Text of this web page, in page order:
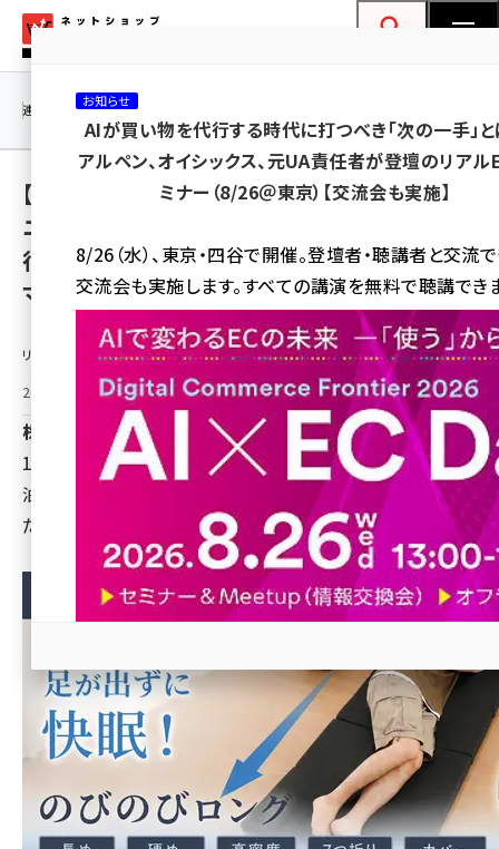
ン
ネットショップ担当者フォーラム
amazon (2246)
yahoo (1900)
楽天 (1871)
ecbeing (1207)
アスクル (1119)
base (1071)
revico (739)
連載・特集 |
【GOKUMIN】車中泊・バンライフ・防災備蓄
ニーズに応える、長さ190cm×折りたたみ奥
行32cmの"持ち運べる快眠"7つ折りごろ寝
マットレス スリムが5月12日新発売
リリース情報提供元：
2026年5月12日 18:00
株式会社KURUKURU
190N×28D高密度ウレタンの本格的な寝心地を、車中
泊・キャンプ・来客用・防災備蓄まで持ち運べる。「寝室の中
だけが眠りの場所ではない」を体現する1台6役マットレス。
お知らせ
AIが買い物を代行する時代に打つべき「次の一手」と
アルペン、オイシックス、元UA責任者が登壇のリアル
ミナー（8/26＠東京）【交流会も実施】
8/26（水）、東京・四谷で開催。登壇者・聴講者と交流
交流会も実施します。すべての講演を無料で聴講でき
参加登録はこちら↑